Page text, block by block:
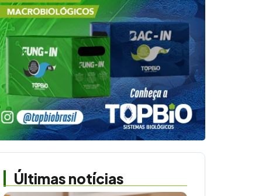
Últimas notícias